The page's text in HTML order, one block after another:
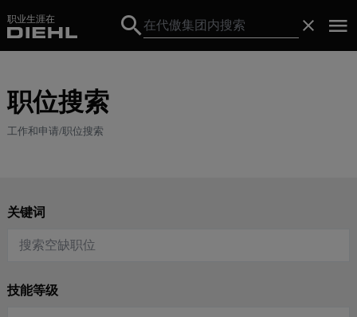
职业生涯在
Search
Search
职位搜索
工作和申请 职位搜索
关键词
技能等级